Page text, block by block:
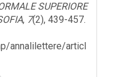
SUPERIORE
, 7(2), 439-457.
annalilettere/articl